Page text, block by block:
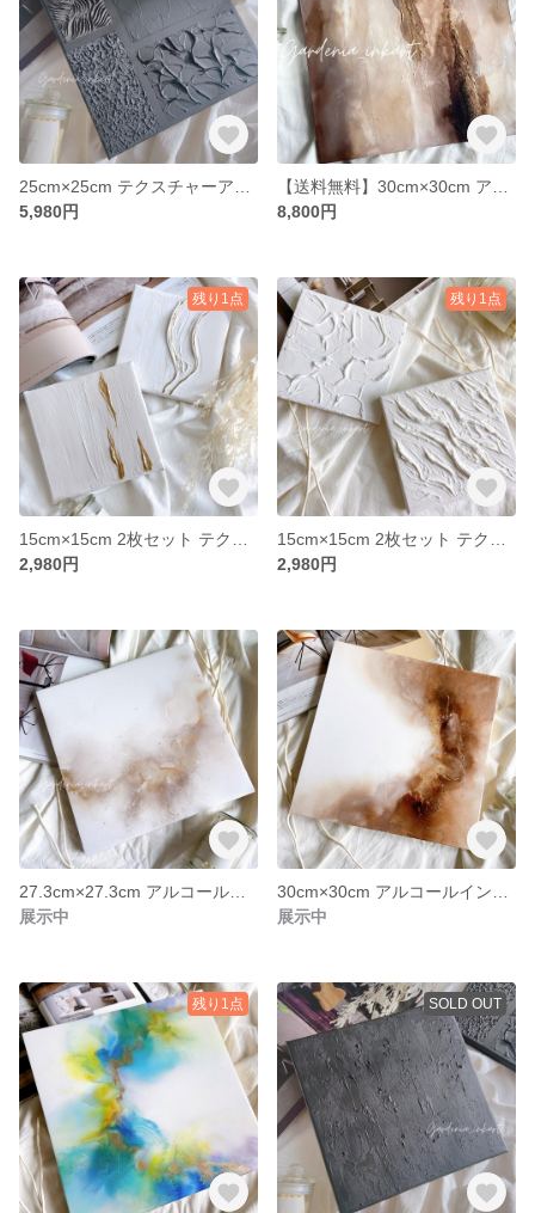
5,980円
8,800円
残り1点
2,980円
残り1点
2,980円
展示中
展示中
残り1点 SOLD OUT